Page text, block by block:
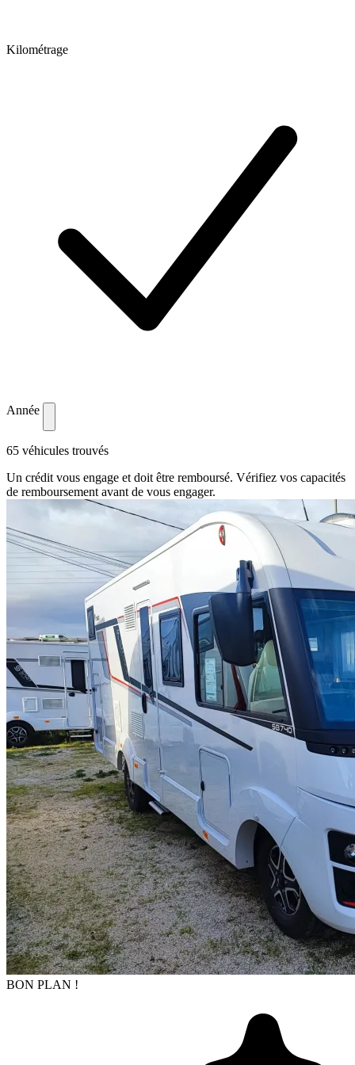
Kilométrage
Année
65 véhicules trouvés
Un crédit vous engage et doit être remboursé. Vérifiez vos capacités
de remboursement avant de vous engager.
BON PLAN !